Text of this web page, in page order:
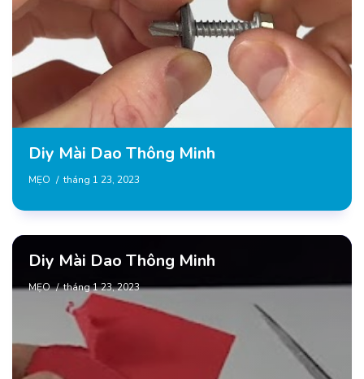
Diy Mài Dao Thông Minh
MẸO tháng 1 23, 2023
Diy Mài Dao Thông Minh
MẸO tháng 1 23, 2023